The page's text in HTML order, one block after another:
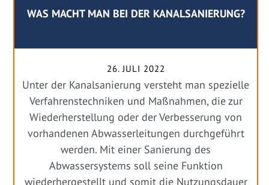
WAS MACHT MAN BEI DER KANALSANIERUNG?
26. JULI 2022
Unter der Kanalsanierung versteht man spezielle
Verfahrenstechniken und Maßnahmen, die zur
Wiederherstellung oder der Verbesserung von
vorhandenen Abwasserleitungen durchgeführt
werden. Mit einer Sanierung des
Abwassersystems soll seine Funktion
wiederhergestellt und somit die Nutzungsdauer